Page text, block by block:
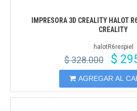
IMPRESORA 3D CREALITY HALOT
CREALITY
halotR6respiel
$ 328.000 $
AGREGAR AL